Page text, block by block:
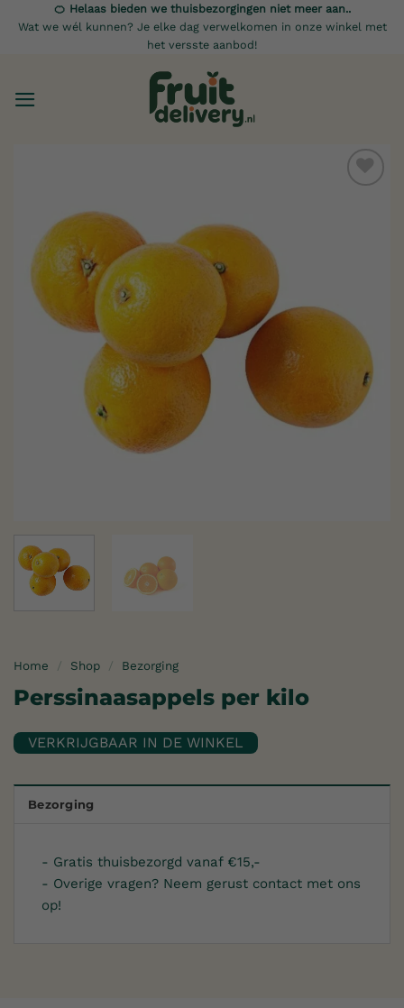
naar
🍊 Helaas bieden we thuisbezorgingen niet meer aan..
Wat we wél kunnen? Je elke dag verwelkomen in onze winkel met
het versste aanbod!
Home / Shop / Bezorging
Perssinaasappels per kilo
Bezorging
- Gratis thuisbezorgd vanaf €15,-
- Overige vragen? Neem gerust contact met ons
op!